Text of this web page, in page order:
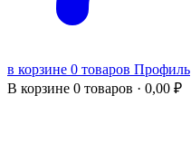
в корзине 0 товаров Профиль
В корзине 0 товаров · 0,00 ₽